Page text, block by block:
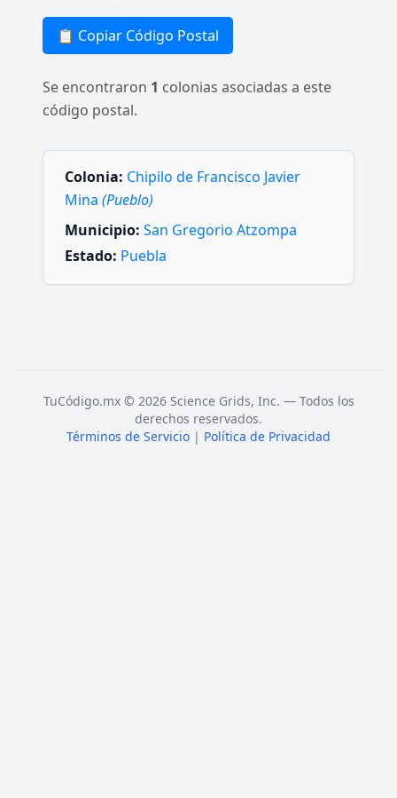
📋 Copiar Código Postal
Se encontraron 1 colonias asociadas a este
código postal.
Colonia: Chipilo de Francisco Javier
Mina (Pueblo)
Municipio: San Gregorio Atzompa
Estado: Puebla
TuCódigo.mx © 2026 Science Grids, Inc. — Todos los
derechos reservados.
Términos de Servicio | Política de Privacidad